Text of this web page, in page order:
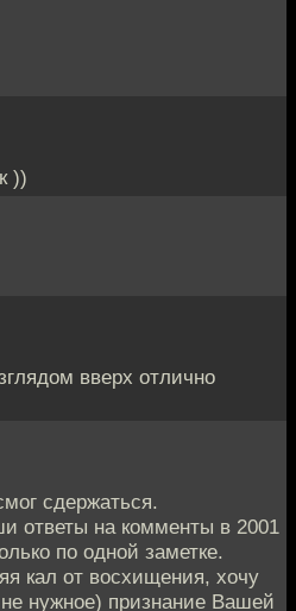
))
вверх отлично
сдержаться.
ответы на комменты в 2001
по одной заметке.
кал от восхищения, хочу
нужное) признание Вашей